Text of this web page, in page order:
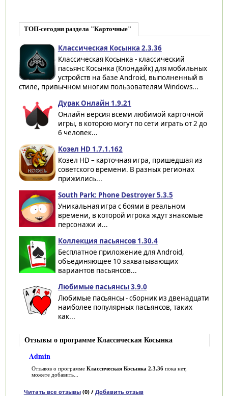
ТОП-сегодня раздела "Карточные"
Классическая Косынка 2.3.36
Классическая Косынка - классический
пасьянс Косынка (Клондайк) для мобильных
устройств на базе Android, выполненный в
стиле, привычном многим пользователям Windows...
Дурак Онлайн 1.9.21
Онлайн версия всеми любимой карточной
игры, в которою могут по сети играть от 2 до
6 человек...
Козел HD 1.7.1.162
Козел HD – карточная игра, пришедшая из
советского времени. В разных регионах
прижились...
South Park: Phone Destroyer 5.3.5
Уникальная игра с боями в реальном
времени, в которой игрока ждут знакомые
персонажи и...
Коллекция пасьянсов 1.30.4
Бесплатное приложение для Android,
объединяющее 10 захватывающих
вариантов пасьянсов...
Любимые пасьянсы 3.9.0
Любимые пасьянсы - сборник из двенадцати
наиболее популярных пасьянсов, таких
как...
Отзывы о программе Классическая Косынка
Admin
Отзывов о программе Классическая Косынка 2.3.36пока нет,
можете добавить...
Читать все отзывы(0) / Добавить отзыв